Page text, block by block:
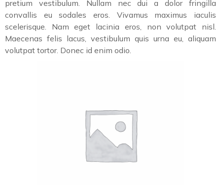
pretium vestibulum. Nullam nec dui a dolor fringilla
convallis eu sodales eros. Vivamus maximus iaculis
scelerisque. Nam eget lacinia eros, non volutpat nisl.
Maecenas felis lacus, vestibulum quis urna eu, aliquam
volutpat tortor. Donec id enim odio.